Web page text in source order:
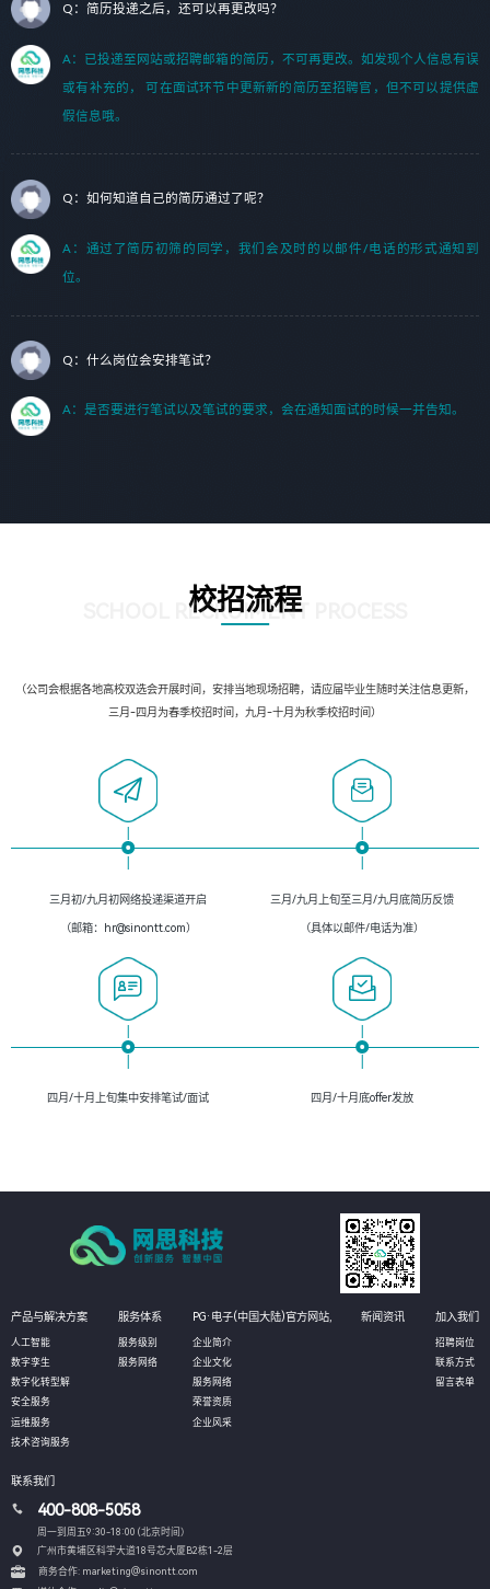
Q：简历投递之后，还可以再更改吗？
A：已投递至网站或招聘邮箱的简历，不可再更改。如发现个人信息有误
或有补充的， 可在面试环节中更新新的简历至招聘官，但不可以提供虚
假信息哦。
Q：如何知道自己的简历通过了呢？
A：通过了简历初筛的同学，我们会及时的以邮件/电话的形式通知到
位。
Q：什么岗位会安排笔试？
A：是否要进行笔试以及笔试的要求，会在通知面试的时候一并告知。
校招流程
SCHOOL RECRUIMENT PROCESS
（公司会根据各地高校双选会开展时间，安排当地现场招聘，请应届毕业生随时关注信息更新，
三月-四月为春季校招时间，九月-十月为秋季校招时间）
三月初/九月初网络投递渠道开启
（邮箱：hr@sinontt.com）
三月/九月上旬至三月/九月底简历反馈
（具体以邮件/电话为准）
四月/十月上旬集中安排笔试/面试 四月/十月底offer发放
产品与解决方案
人工智能
数字孪生
数字化转型解
安全服务
运维服务
技术咨询服务
服务体系
服务级别
服务网络
PG·电子(中国大陆)官方网站,
企业简介
企业文化
服务网络
荣誉资质
企业风采
新闻资讯 加入我们
招聘岗位
联系方式
留言表单
联系我们
400-808-5058
周一到周五9:30-18:00 (北京时间）
广州市黄埔区科学大道18号芯大厦B2栋1-2层
商务合作: marketing@sinontt.com